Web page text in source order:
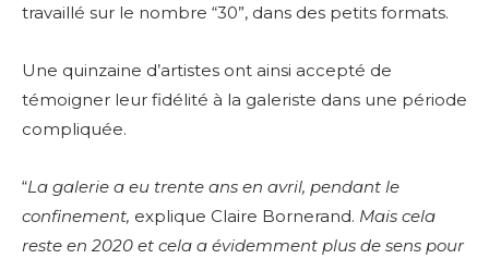
travaillé sur le nombre “30”, dans des petits formats.
Une quinzaine d’artistes ont ainsi accepté de
témoigner leur fidélité à la galeriste dans une période
compliquée.
“La galerie a eu trente ans en avril, pendant le
confinement, explique Claire Bornerand. Mais cela
reste en 2020 et cela a évidemment plus de sens pour